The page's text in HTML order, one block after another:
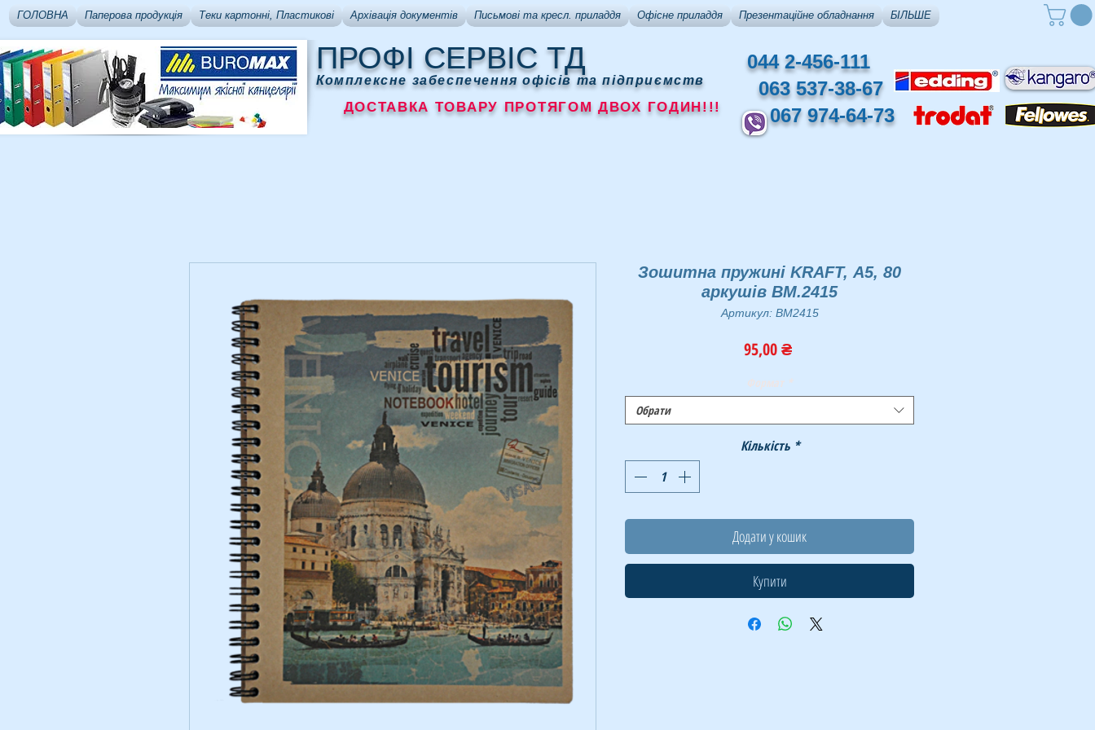
ГОЛОВНА Паперова продукція Теки картонні, Пластикові Архівація документів Письмові та кресл. приладдя Офісне приладдя Презентаційне обладнання БІЛЬШЕ
ПРОФІ СЕРВІС ТД
Комплексне забеспечення офісів та підприємств
ДОСТАВКА ТОВАРУ ПРОТЯГОМ ДВОХ ГОДИН!!!
044 2-456-111
063 537-38-67
067 974-64-73
Зошитна пружині KRAFT, А5, 80
аркушів BM.2415
Артикул: BM2415
95,00 ₴Ціна
Формат *
Обрати
Кількість *
Додати у кошик
Купити